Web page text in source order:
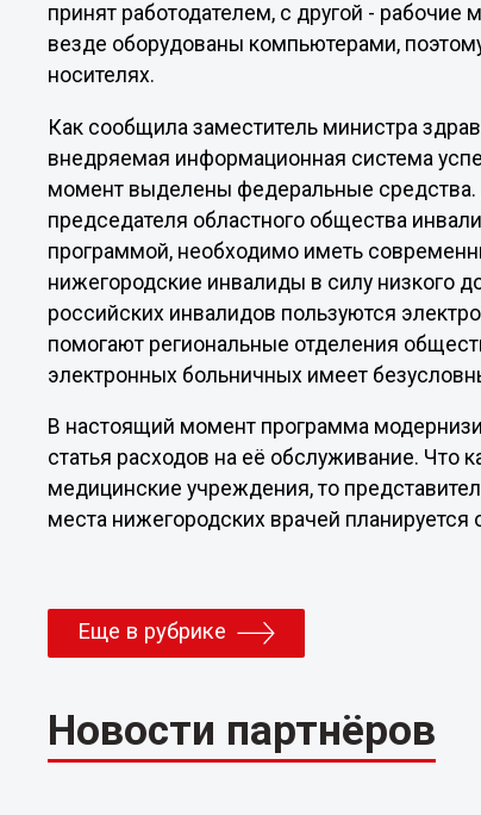
принят работодателем, с другой -
везде оборудованы компьютерами,
носителях.
Как сообщила заместитель министра
внедряемая информационная система
момент выделены федеральные средства.
председателя областного общества
программой, необходимо иметь
нижегородские инвалиды в силу низкого
российских инвалидов пользуются
помогают региональные отделения
электронных больничных имеет
В настоящий момент программа
статья расходов на её обслуживание. Что
медицинские учреждения, то
места нижегородских врачей планируется
Еще в рубрике
Новости партнёров